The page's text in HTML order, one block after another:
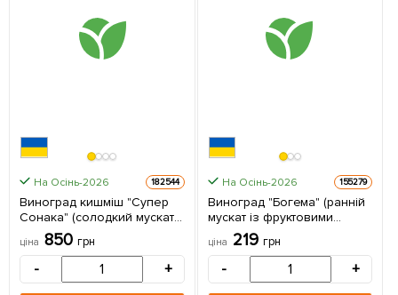
На Осінь-2026 182544
Виноград кишміш "Супер
Сонака" (солодкий мускат
без кісточки селекції США)
1 саджанець в упаковці
ціна 850 грн
- +
На Осінь-2026 155279
Виноград "Богема" (ранній
мускат із фруктовими
нотками) 1 саджанець в
упаковці
ціна 219 грн
- +